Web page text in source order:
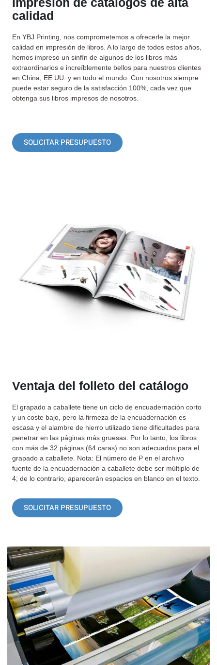
calidad
En YBJ Printing, nos comprometemos a ofrecerle la mejor
calidad en impresión de libros. A lo largo de todos estos años,
hemos impreso un sinfín de algunos de los libros más
extraordinarios e increíblemente bellos para nuestros clientes
en China, EE.UU. y en todo el mundo. Con nosotros siempre
puede estar seguro de la satisfacción 100%, cada vez que
obtenga sus libros impresos de nosotros.
SOLICITAR PRESUPUESTO
Ventaja del folleto del catálogo
El grapado a caballete tiene un ciclo de encuadernación corto
y un coste bajo, pero la firmeza de la encuadernación es
escasa y el alambre de hierro utilizado tiene dificultades para
penetrar en las páginas más gruesas. Por lo tanto, los libros
con más de 32 páginas (64 caras) no son adecuados para el
grapado a caballete. Nota: El número de P en el archivo
fuente de la encuadernación a caballete debe ser múltiplo de
4; de lo contrario, aparecerán espacios en blanco en el texto.
SOLICITAR PRESUPUESTO